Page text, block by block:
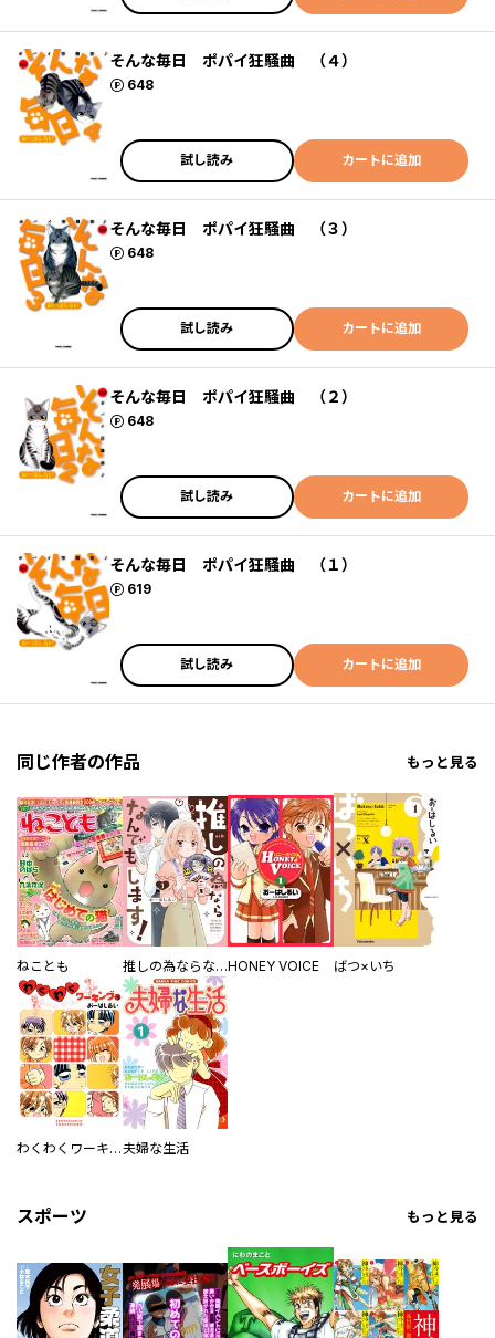
そんな毎日 ポパイ狂騒曲 （４）
648
ポイント
試し読み カートに追加
そんな毎日 ポパイ狂騒曲 （３）
648
ポイント
試し読み カートに追加
そんな毎日 ポパイ狂騒曲 （２）
648
ポイント
試し読み カートに追加
そんな毎日 ポパイ狂騒曲 （１）
619
ポイント
試し読み カートに追加
同じ作者の作品 もっと見る
ねことも 推しの為ならなんでもします！HONEY VOICE ばつ×いち
わくわくワーキング夫婦な生活
スポーツ もっと見る